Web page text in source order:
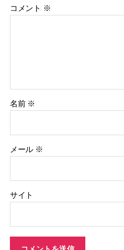
コメント ※
名前 ※
メール ※
サイト